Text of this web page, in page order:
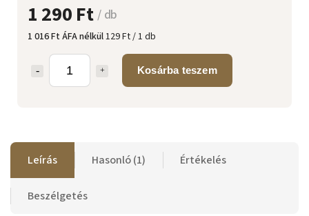
1 290 Ft/ db
1 016 Ft ÁFA nélkül129 Ft / 1 db
Kosárba teszem
Leírás Hasonló (1) Értékelés
Beszélgetés